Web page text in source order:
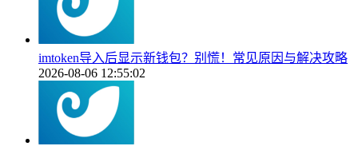
imtoken导入后显示新钱包？别慌！常见原因与解决攻略
2026-08-06 12:55:02